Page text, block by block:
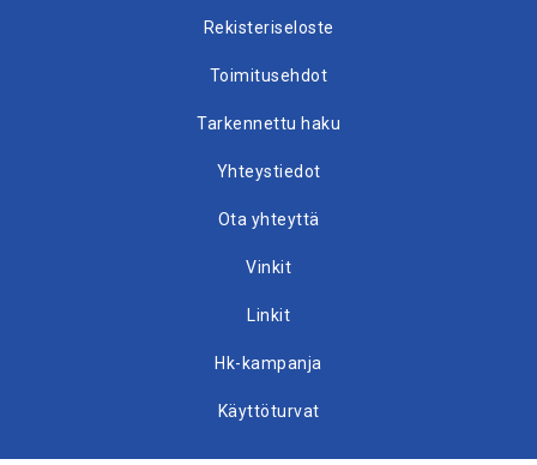
Rekisteriseloste
Toimitusehdot
Tarkennettu haku
Yhteystiedot
Ota yhteyttä
Vinkit
Linkit
Hk-kampanja
Käyttöturvat